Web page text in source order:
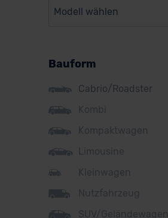
BMW
Citroen
Cupra
DS
Dacia
Fiat
Ford
Honda
Modell wählen
Bauform
Cabrio/Roadster
Kombi
Kompaktwagen
Limousine
Kleinwagen
Nutzfahrzeug
SUV/Geländewagen